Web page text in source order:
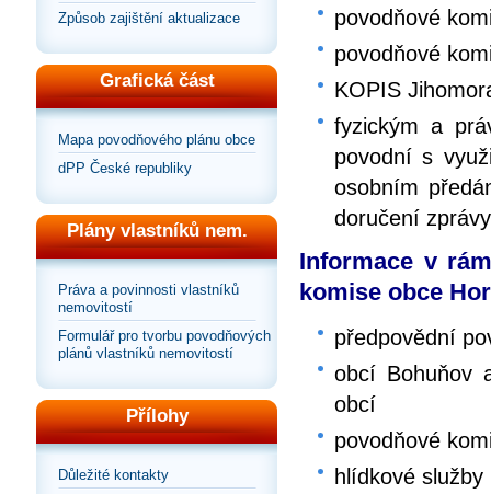
Způsob zajištění aktualizace
Grafická část
Mapa povodňového plánu obce
dPP České republiky
Plány vlastníků nem.
Práva a povinnosti vlastníků
nemovitostí
Formulář pro tvorbu povodňových
plánů vlastníků nemovitostí
Přílohy
Důležité kontakty
povodňové
povodňové
KOPIS
fyzickým a
povodní s
osobním
doručení
Informace v
komise obce
předpovědní
obcí Bohuňov
obcí
povodňové
hlídkové služby